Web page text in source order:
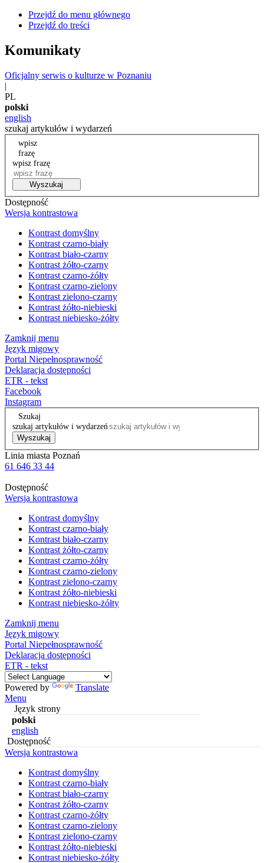
Przejdź do menu głównego
Przejdź do treści
Komunikaty
Oficjalny serwis o kulturze w Poznaniu
|
PL
polski
english
szukaj artykułów i wydarzeń
wpisz
frazę
wpisz frazę
Wyszukaj
Dostępność
Wersja kontrastowa
Kontrast domyślny
Kontrast czarno-biały
Kontrast biało-czarny
Kontrast żółto-czarny
Kontrast czarno-żółty
Kontrast czarno-zielony
Kontrast zielono-czarny
Kontrast żółto-niebieski
Kontrast niebiesko-żółty
Zamknij menu
Język migowy
Portal Niepełnosprawność
Deklaracja dostępności
ETR - tekst
Facebook
Instagram
Szukaj
szukaj artykułów i wydarzeń
Wyszukaj
Linia miasta Poznań
61 646 33 44
Dostępność
Wersja kontrastowa
Kontrast domyślny
Kontrast czarno-biały
Kontrast biało-czarny
Kontrast żółto-czarny
Kontrast czarno-żółty
Kontrast czarno-zielony
Kontrast zielono-czarny
Kontrast żółto-niebieski
Kontrast niebiesko-żółty
Zamknij menu
Język migowy
Portal Niepełnosprawność
Deklaracja dostępności
ETR - tekst
Powered by
Translate
Menu
Język strony
polski
english
Dostępność
Wersja kontrastowa
Kontrast domyślny
Kontrast czarno-biały
Kontrast biało-czarny
Kontrast żółto-czarny
Kontrast czarno-żółty
Kontrast czarno-zielony
Kontrast zielono-czarny
Kontrast żółto-niebieski
Kontrast niebiesko-żółty